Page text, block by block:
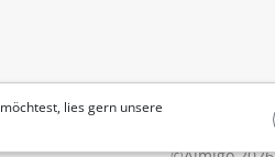
lies gern unsere